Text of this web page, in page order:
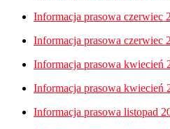
Informacja prasowa czerwiec
Informacja prasowa czerwiec
Informacja prasowa kwiecień
Informacja prasowa kwiecień
Informacja prasowa listopad